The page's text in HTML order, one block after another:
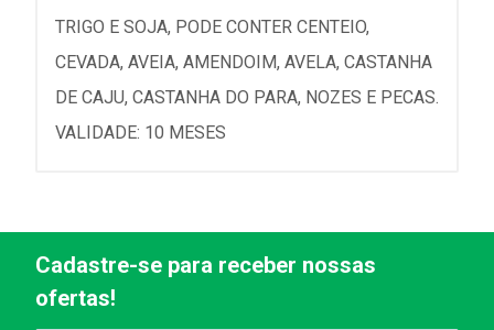
TRIGO E SOJA, PODE CONTER CENTEIO,
CEVADA, AVEIA, AMENDOIM, AVELA, CASTANHA
DE CAJU, CASTANHA DO PARA, NOZES E PECAS.
VALIDADE: 10 MESES
Cadastre-se para receber nossas
ofertas!